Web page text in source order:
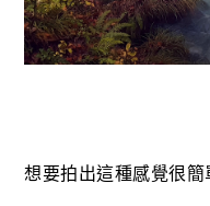
想要拍出這種感覺很